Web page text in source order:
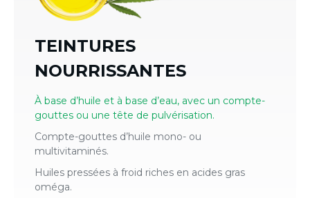
TEINTURES
NOURRISSANTES
À base d’huile et à base d’eau, avec un compte-
gouttes ou une tête de pulvérisation.
Compte-gouttes d’huile mono- ou
multivitaminés.
Huiles pressées à froid riches en acides gras
oméga.